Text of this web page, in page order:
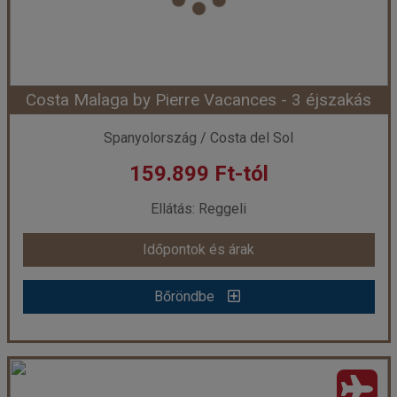
Szoba Superior Hegy Kilátás Erkély
Időpont: 2026-10-01 | 3 éj
már 158.579 Ft-tól
Időpontok és árak
Bőröndbe
Costa Malaga by Pierre Vacances - 3 éjszakás
Spanyolország / Costa del Sol
159.899 Ft-tól
Ellátás: Reggeli
Időpontok és árak
Bőröndbe
Costa Malaga by Pierre Vacances - 3 éjszakás